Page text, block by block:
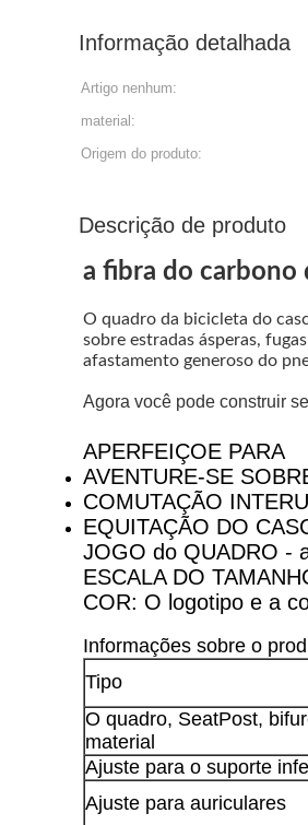
Informação detalhada
Artigo nenhum:
material:
Origem do produto:
Descrição de produto
a fibra do carbono
O quadro da bicicleta do
sobre estradas ásperas,
afastamento generoso do
Agora você pode construir
APERFEIÇOE PARA
AVENTURE-SE
COMUTAÇÃO
EQUITAÇÃO DO
JOGO do QUADRO -
ESCALA DO
COR: O logotipo e a
Informações sobre o
Tipo
O quadro, SeatPost,
material
Ajuste para o suporte
Ajuste para auriculares